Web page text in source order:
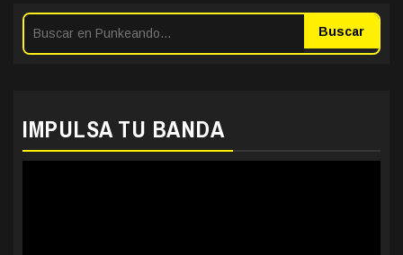
Buscar
IMPULSA TU BANDA